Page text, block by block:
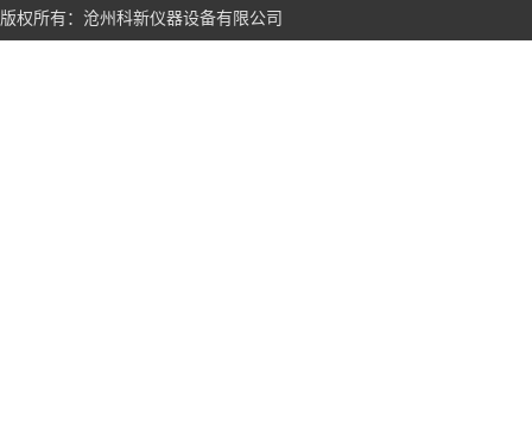
版权所有：沧州科新仪器设备有限公司